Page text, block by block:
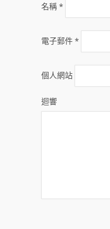
名稱*
電子郵件*
個人網站
迴響